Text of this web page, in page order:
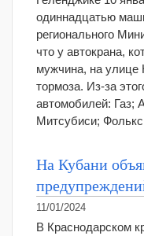
одиннадцатью
регионального
что у автокрана,
мужчина, на улице
тормоза. Из-за
автомобилей: Газ;
Митсубиси;
На Кубани
11/01/2024
В Краснодарском